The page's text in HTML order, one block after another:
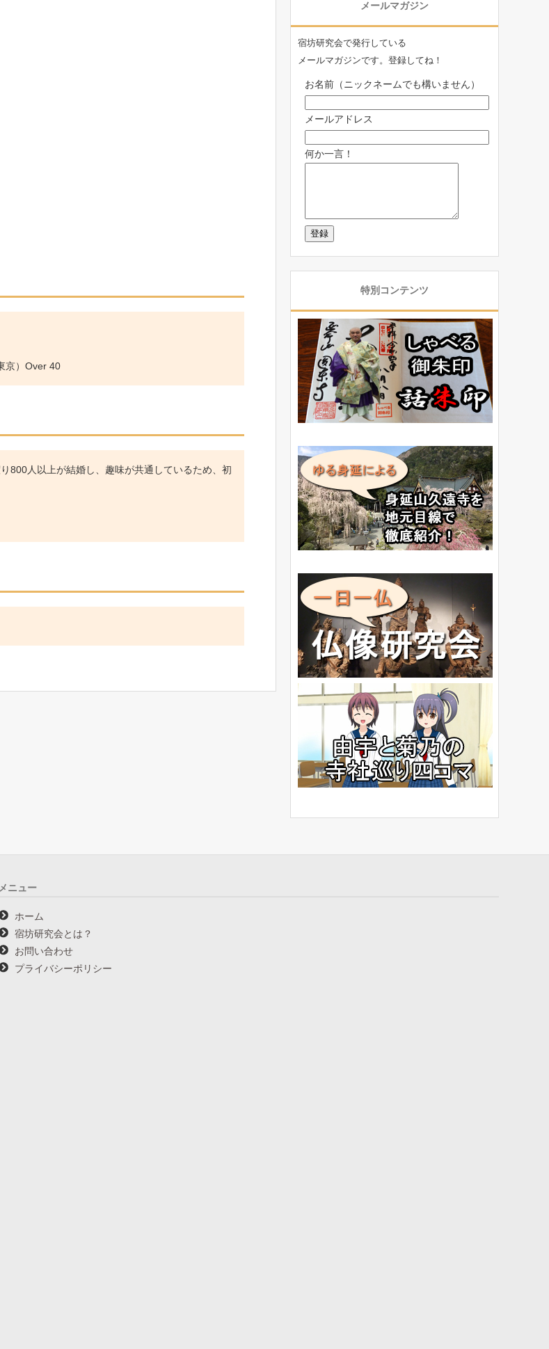
京）Over 40
800人以上が結婚し、趣味が共通しているため、初
メールマガジン
宿坊研究会で発行している
メールマガジンです。登録してね！
お名前（ニックネームでも構いません）
メールアドレス
何か一言！
特別コンテンツ
ニュー
ホーム
宿坊研究会とは？
お問い合わせ
プライバシーポリシー